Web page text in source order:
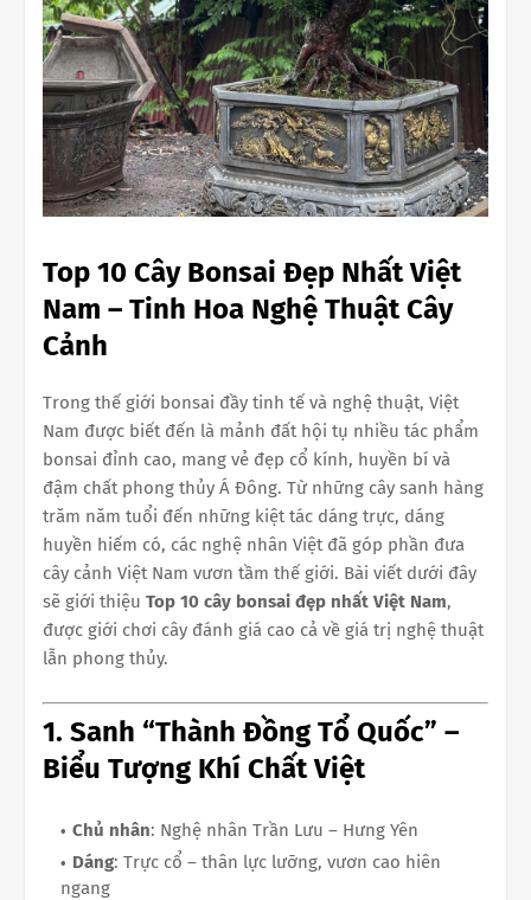
Top 10 Cây Bonsai Đẹp Nhất Việt
Nam – Tinh Hoa Nghệ Thuật Cây
Cảnh
Trong thế giới bonsai đầy tinh tế và nghệ thuật, Việt
Nam được biết đến là mảnh đất hội tụ nhiều tác phẩm
bonsai đỉnh cao, mang vẻ đẹp cổ kính, huyền bí và
đậm chất phong thủy Á Đông. Từ những cây sanh hàng
trăm năm tuổi đến những kiệt tác dáng trực, dáng
huyền hiếm có, các nghệ nhân Việt đã góp phần đưa
cây cảnh Việt Nam vươn tầm thế giới. Bài viết dưới đây
sẽ giới thiệu Top 10 cây bonsai đẹp nhất Việt Nam,
được giới chơi cây đánh giá cao cả về giá trị nghệ thuật
lẫn phong thủy.
1. Sanh “Thành Đồng Tổ Quốc” –
Biểu Tượng Khí Chất Việt
Chủ nhân: Nghệ nhân Trần Lưu – Hưng Yên
Dáng: Trực cổ – thân lực lưỡng, vươn cao hiên
ngang